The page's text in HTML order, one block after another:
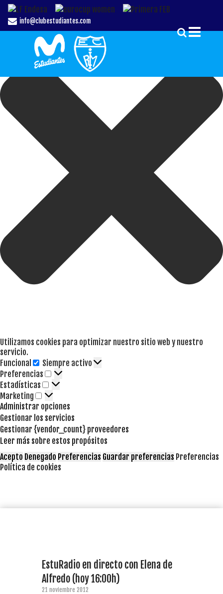
Gestionar el Consentimiento de las Cookies
Utilizamos cookies para optimizar nuestro sitio web y nuestro
servicio.
Funcional
Funcional
Siempre activo
Preferencias
Preferencias
Estadísticas Estadísticas
Marketing Marketing
Administrar opciones
Gestionar los servicios
Gestionar {vendor_count} proveedores
Leer más sobre estos propósitos
Acepto Denegado Preferencias Guardar preferencias Preferencias
Política de cookies
info@clubestudiantes.com
EstuRadio en directo con Elena de
Alfredo (hoy 16:00h)
21 noviembre 2012